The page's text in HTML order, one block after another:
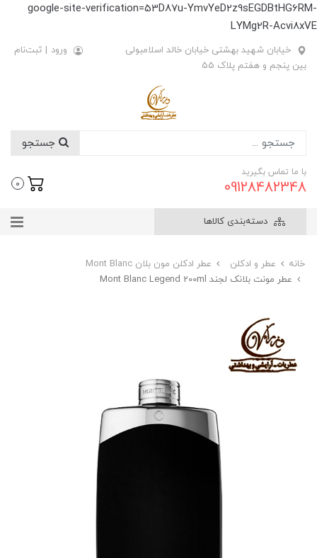
google-site-verification=53D87u-YmvYeD2z9sEGDBtHG6RM-
LYMg2R-Acvi8xVE
خیابان شهید بهشتی خیابان خالد اسلامبولی
بین پنجم و هفتم پلاک 55
ورود | ثبت‌نام
با ما تماس بگیرید
09128482348
0
دسته‌بندی کالاها
خانه عطر و ادکلن
عطر ادکلن مون بلان Mont Blanc
عطر مونت بلانک لجند Mont Blanc Legend 200ml